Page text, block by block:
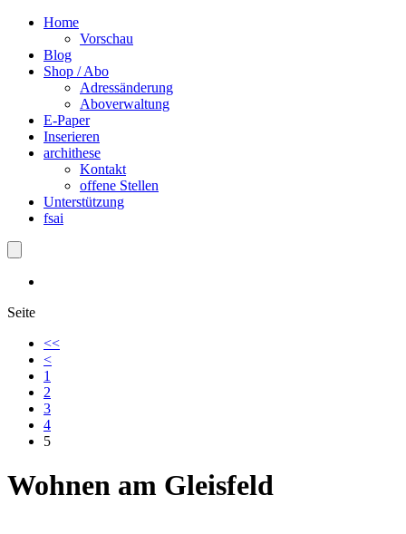
Home
Vorschau
Blog
Shop / Abo
Adressänderung
Aboverwaltung
E-Paper
Inserieren
archithese
Kontakt
offene Stellen
Unterstützung
fsai
Seite
<<
<
1
2
3
4
5
Wohnen am Gleisfeld